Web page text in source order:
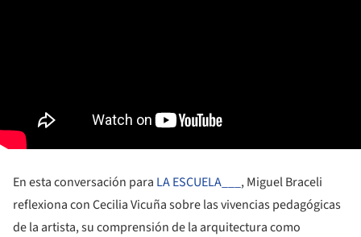
En esta conversación para LA ESCUELA___ , Miguel Braceli
reflexiona con Cecilia Vicuña sobre las vivencias pedagógicas
de la artista, su comprensión de la arquitectura como